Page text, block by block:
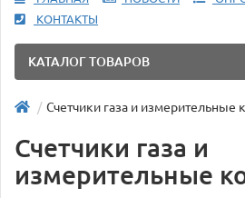
КОНТАКТЫ
КАТАЛОГ ТОВАРОВ
Счетчики газа и измерительные
Счетчики газа и
измерительные